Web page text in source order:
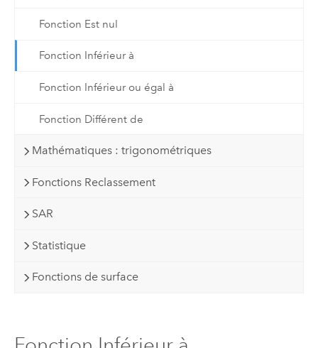
Fonction Est nul
Fonction Inférieur à
Fonction Inférieur ou égal à
Fonction Différent de
Mathématiques : trigonométriques
Fonctions Reclassement
SAR
Statistique
Fonctions de surface